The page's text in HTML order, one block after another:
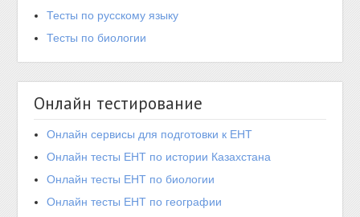
Тесты по русскому языку
Тесты по биологии
Онлайн тестирование
Онлайн сервисы для подготовки к ЕНТ
Онлайн тесты ЕНТ по истории Казахстана
Онлайн тесты ЕНТ по биологии
Онлайн тесты ЕНТ по географии